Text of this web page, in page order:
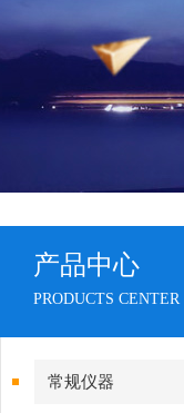
产品中心
PRODUCTS CENTER
常规仪器